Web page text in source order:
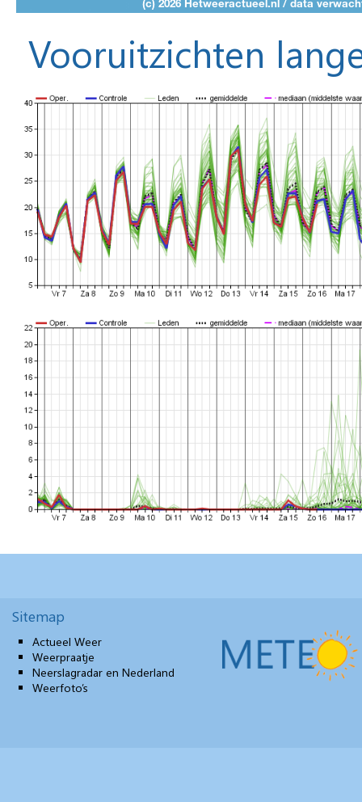
Vooruitzichten
Sitemap
Actueel Weer
Weerpraatje
Neerslagradar en Nederland
Weerfoto’s